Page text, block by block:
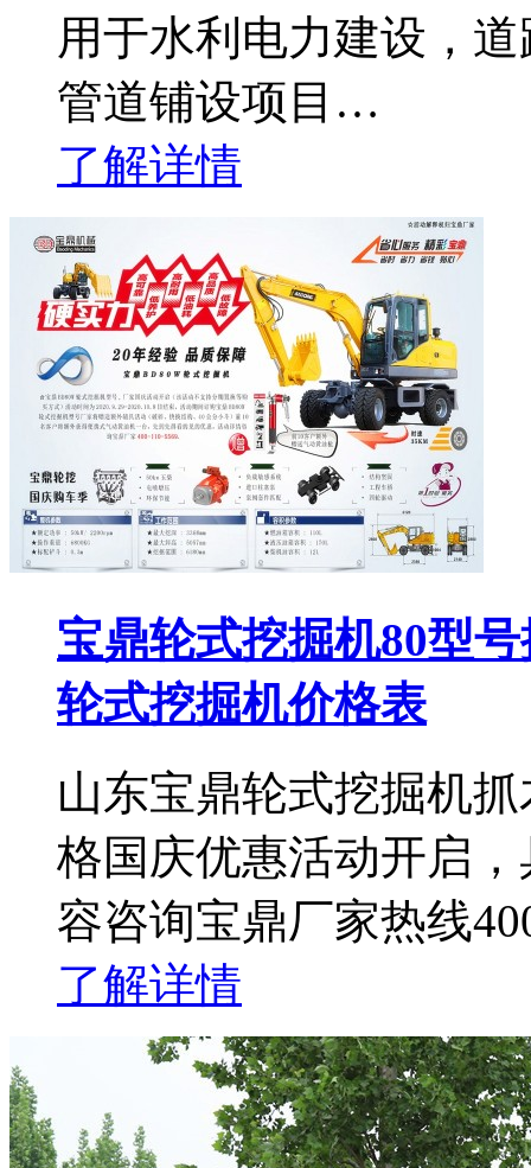
用于水利电力建设，
管道铺设项目…
了解详情
宝鼎轮式挖掘机80型
轮式挖掘机价格表
山东宝鼎轮式挖掘机
格国庆优惠活动开启
容咨询宝鼎厂家热线
了解详情